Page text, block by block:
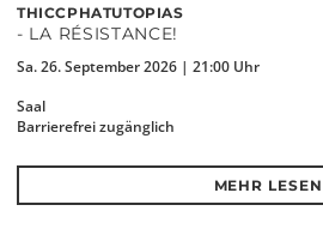
THICCPHATUTOPIAS
- LA RÉSISTANCE!
Sa. 26. September 2026 | 21:00 Uhr
Saal
Barrierefrei zugänglich
MEHR LESEN